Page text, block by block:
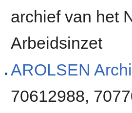
archief van het
Arbeidsinzet
AROLSEN
70612988,